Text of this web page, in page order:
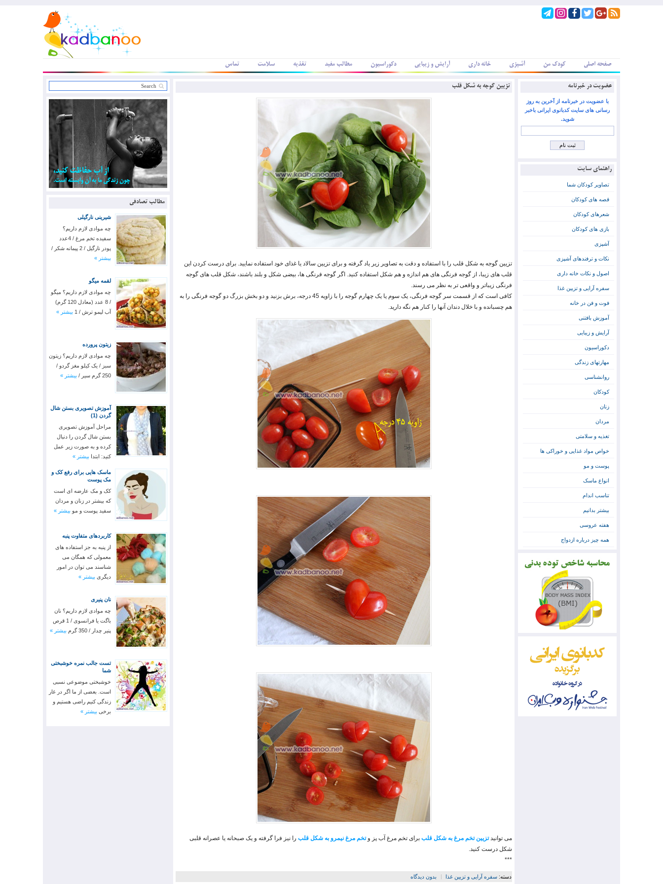
صفحه اصلی کودک من آشپزی خانه داری آرایش و زیبایی دکوراسیون مطالب مفید تغذیه سلامت تماس
تزیین گوجه به شکل قلب
تزیین گوجه به شکل قلب را با استفاده و دقت به تصاویر زیر یاد گرفته و برای تزیین سالاد یا غذای خود استفاده نمایید. برای درست کردن این
قلب های زیبا، از گوجه فرنگی های هم اندازه و هم شکل استفاده کنید. اگر گوجه فرنگی ها، بیضی شکل و بلند باشند، شکل قلب های گوجه
فرنگی زیباتر و واقعی تر به نظر می رسند.
کافی است که از قسمت سر گوجه فرنگی، یک سوم یا یک چهارم گوجه را با زاویه 45 درجه، برش بزنید و دو بخش بزرگ دو گوجه فرنگی را به
هم چسبانده و با خلال دندان آنها را کنار هم نگه دارید.
می توانیدتزیین تخم مرغ به شکل قلب برای تخم مرغ آب پز وتخم مرغ نیمرو به شکل قلب را نیز فرا گرفته و یک صبحانه یا عصرانه قلبی
شکل درست کنید.
***
دسته: سفره آرایی و تزیین غذا بدون دیدگاه
مطالب تصادفی
شیرینی نارگیلی
چه موادی لازم داریم؟
سفیده تخم مرغ / 4عدد
پودر نارگیل / 2 پیمانه شکر /
بیشتر »
لقمه میگو
چه موادی لازم داریم؟ میگو
/ 8 عدد (معادل 120 گرم)
آب لیمو ترش / 1
بیشتر »
زیتون پرورده
چه موادی لازم داریم؟ زیتون
سبز / یک کیلو مغز گردو /
250 گرم سیر /
بیشتر »
آموزش تصویری بستن شال
گردن (1)
مراحل آموزش تصویری
بستن شال گردن را دنبال
کرده و به صورت زیر عمل
کنید: ابتدا بیشتر »
ماسک هایی برای رفع کک و
مک پوست
کک و مک عارضه ای است
که بیشتر در زنان و مردان
سفید پوست و مو بیشتر »
کاربردهای متفاوت پنبه
از پنبه به جز استفاده های
معمولی که همگان می
شناسند می توان در امور
دیگری بیشتر »
نان پنیری
چه موادی لازم داریم؟ نان
باگت یا فرانسوی / 1 قرص
پنیر چدار / 350 گرم
بیشتر »
تست جالب نمره خوشبختی
شما
خوشبختی موضوعی نسبی
است. بعضی از ما اگر در غار
زندگی کنیم راضی هستیم و
برخی بیشتر »
عضویت در خبرنامه
با عضویت در خبرنامه از آخرین به روز
رسانی های سایت کدبانوی ایرانی باخبر
شوید.
راهنمای سایت
تصاویر کودکان شما
قصه های کودکان
شعرهای کودکان
بازی های کودکان
آشپزی
نکات و ترفندهای آشپزی
اصول و نکات خانه داری
سفره آرایی و تزیین غذا
فوت و فن در خانه
آموزش بافتنی
آرایش و زیبایی
دکوراسیون
مهارتهای زندگی
روانشناسی
کودکان
زنان
مردان
تغذیه و سلامتی
خواص مواد غذایی و خوراکی ها
پوست و مو
انواع ماسک
تناسب اندام
بیشتر بدانیم
هفته عروسی
همه چیز درباره ازدواج